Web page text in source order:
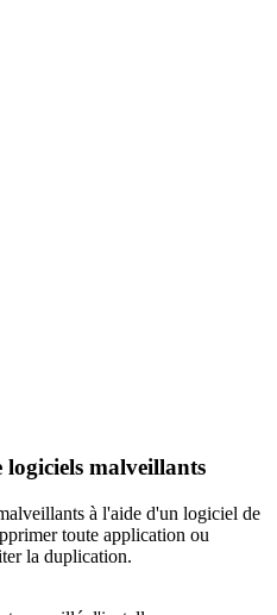
logiciels malveillants
à l'aide d'un logiciel de
toute application ou
la duplication.